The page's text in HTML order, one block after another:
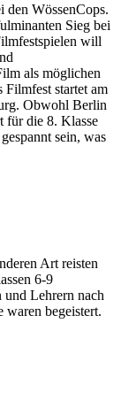
den WössenCops.
Sieg bei
will
als möglichen
Filmfest startet am
Obwohl Berlin
für die 8. Klasse
sein, was
Art reisten
6-9
und Lehrern nach
waren begeistert.